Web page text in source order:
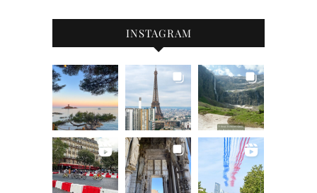
INSTAGRAM